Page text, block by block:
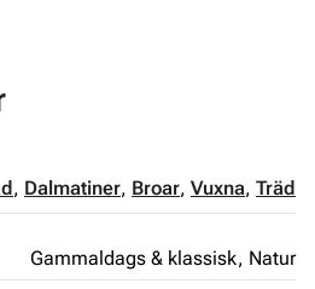
, Dalmatiner, Broar, Vuxna, Träd
Gammaldags & klassisk, Natur